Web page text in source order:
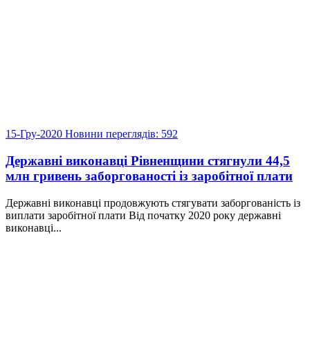
15-Гру-2020 Новини переглядів: 592
Державні виконавці Рівненщини стягнули 44,5
млн гривень заборгованості із заробітної плати
Державні виконавці продовжують стягувати заборгованість із
виплати заробітної плати Від початку 2020 року державні
виконавці...